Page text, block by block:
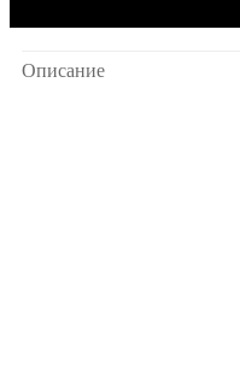
Описание